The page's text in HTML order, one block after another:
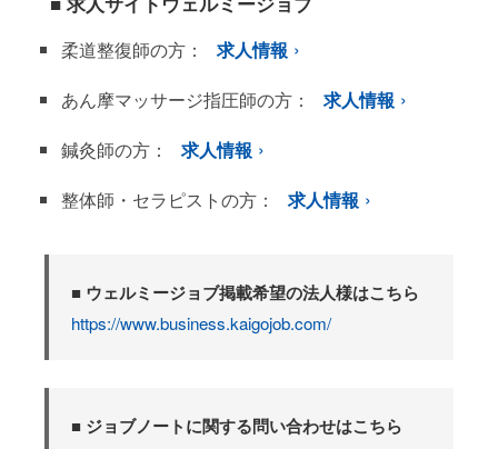
柔道整復師の方：
求人情報
あん摩マッサージ指圧師の方：
求人情報
鍼灸師の方：
求人情報
整体師・セラピストの方：
求人情報
■ ウェルミージョブ掲載希望の法人様はこちら
https://www.business.kaigojob.com/
■ ジョブノートに関する問い合わせはこちら